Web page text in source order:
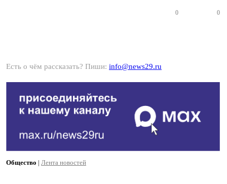
0 0
Есть о чём рассказать? Пиши: info@news29.ru
Общество | Лента новостей